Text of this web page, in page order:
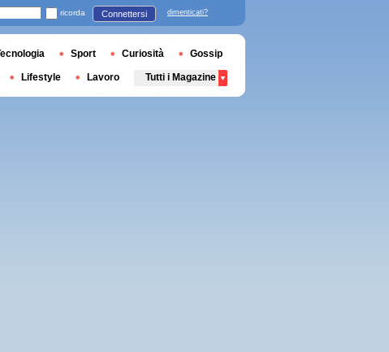
ricorda Connettersi dimenticati?
Sport Curiosità Gossip
Lifestyle Lavoro Tutti i Magazine